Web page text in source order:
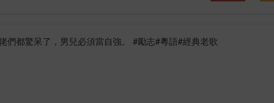
們都驚呆了，男兒必須當自強。 #勵志#粵語#經典老歌